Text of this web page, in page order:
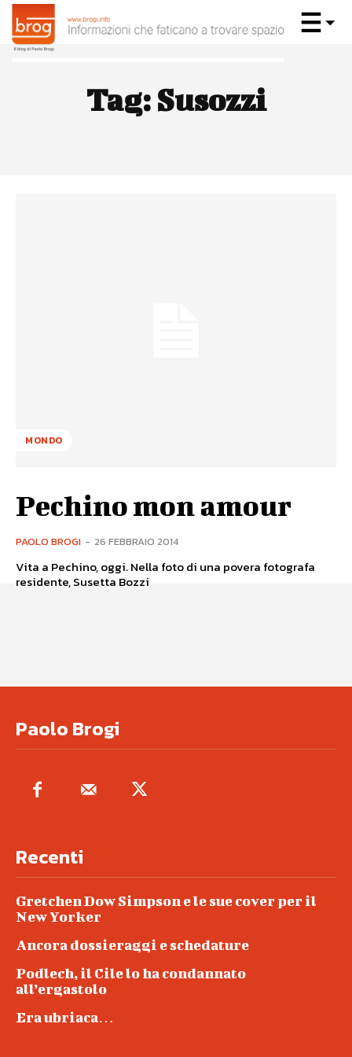
Tag: Susozzi
MONDO
Pechino mon amour
PAOLO BROGI - 26 FEBBRAIO 2014
Vita a Pechino, oggi. Nella foto di una povera fotografa
residente, Susetta Bozzi
Paolo Brogi
Recenti
Gretchen Dow Simpson e le sue cover per il
New Yorker
Ancora dossieraggi e schedature
Podlech, il Cile lo ha condannato
all’ergastolo
Era ubriaca…